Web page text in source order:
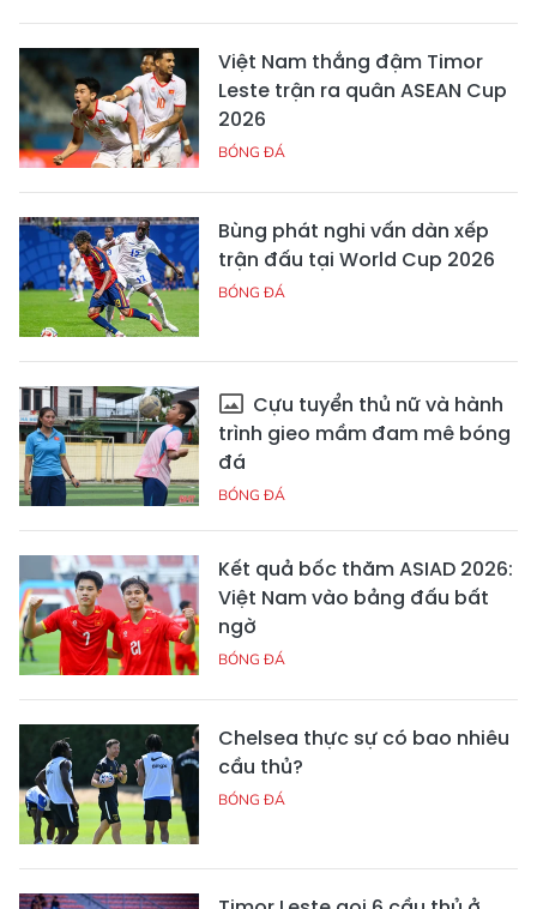
Việt Nam thắng đậm Timor
Leste trận ra quân ASEAN Cup
2026
BÓNG ĐÁ
Bùng phát nghi vấn dàn xếp
trận đấu tại World Cup 2026
BÓNG ĐÁ
Cựu tuyển thủ nữ và hành
trình gieo mầm đam mê bóng
đá
BÓNG ĐÁ
Kết quả bốc thăm ASIAD 2026:
Việt Nam vào bảng đấu bất
ngờ
BÓNG ĐÁ
Chelsea thực sự có bao nhiêu
cầu thủ?
BÓNG ĐÁ